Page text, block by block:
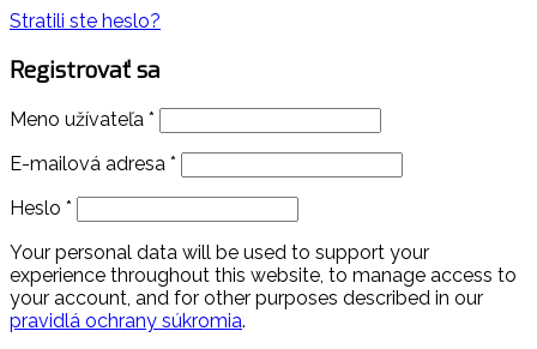
Stratili ste heslo?
Registrovať sa
Meno užívateľa *
E-mailová adresa *
Heslo *
Your personal data will be used to support your
experience throughout this website, to manage access to
your account, and for other purposes described in our
pravidlá ochrany súkromia.